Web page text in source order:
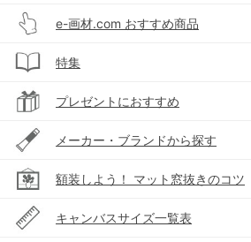
e-画材.com おすすめ商品
特集
プレゼントにおすすめ
メーカー・ブランドから探す
額装しよう！ マット窓抜きのコツ
キャンバスサイズ一覧表